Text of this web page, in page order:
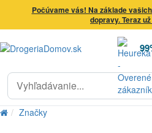
Počúvame vás! Na základe
dopravy. Teraz
Značky